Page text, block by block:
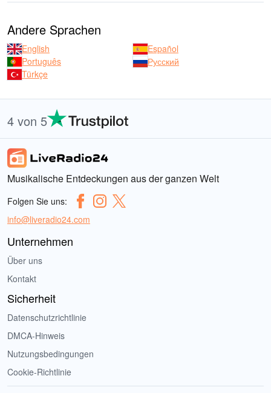
Andere Sprachen
English
Español
Português
Русский
Türkçe
4 von 5
Musikalische Entdeckungen aus der ganzen Welt
Folgen Sie uns:
info@liveradio24.com
Unternehmen
Über uns
Kontakt
Sicherheit
Datenschutzrichtlinie
DMCA-Hinweis
Nutzungsbedingungen
Cookie-Richtlinie